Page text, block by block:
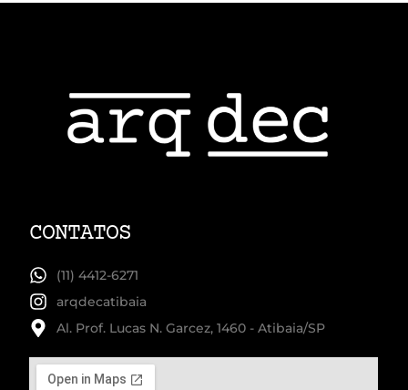
CONTATOS
(11) 4412-6271
arqdecatibaia
Al. Prof. Lucas N. Garcez, 1460 - Atibaia/SP